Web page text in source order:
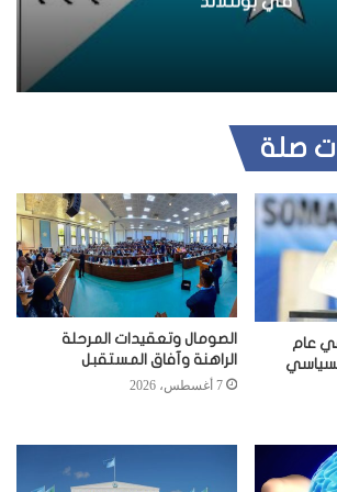
صلة
في عام
السياسي
الصومال وتعقيدات المرحلة
الراهنة وآفاق المستقبل
7 أغسطس، 2026